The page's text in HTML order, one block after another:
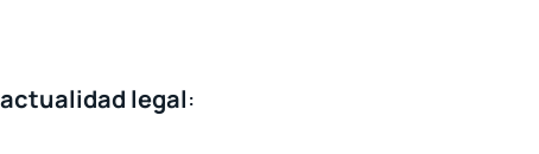
legal: